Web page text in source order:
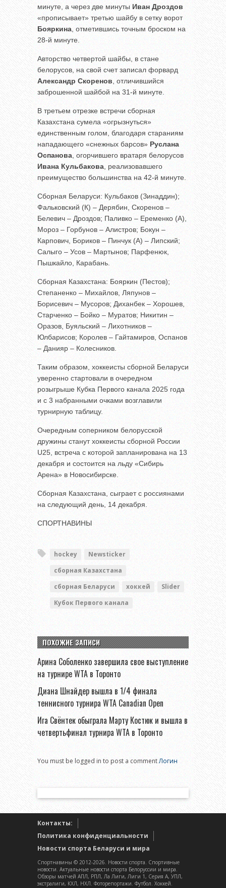
минуте, а через две минуты Иван Дроздов
«прописывает» третью шайбу в сетку ворот
Бояркина , отметившись точным броском на
28-й минуте.
Авторство четвертой шайбы, в стане
белорусов, на свой счет записал форвард
Александр Скоренов , отличившийся
заброшенной шайбой на 31-й минуте.
В третьем отрезке встречи сборная
Казахстана сумела «огрызнуться»
единственным голом, благодаря стараниям
нападающего «снежных барсов» Руслана
Оспанова , огорчившего вратаря белорусов
Ивана Кульбакова , реализовавшего
преимущество большинства на 42-й минуте.
Сборная Беларуси: Кульбаков (Зинаддин);
Фальковский (К) – Дерябин, Скоренов –
Белевич – Дроздов; Паливко – Еременко (А),
Мороз – Горбунов – Алистров; Бокун –
Карпович, Бориков – Пинчук (А) – Липский;
Салыго – Усов – Мартынов; Парфенюк,
Пышкайло, Карабань.
Сборная Казахстана: Бояркин (Пестов);
Степаненко – Михайлов, Ляпунов –
Борисевич – Мусоров; Диханбек – Хорошев,
Старченко – Бойко – Муратов; Никитин –
Оразов, Буяльский – Лихотников –
Юлбарисов; Королев – Гайтамиров, Оспанов
– Данияр – Колесников.
Таким образом, хоккеисты сборной Беларуси
уверенно стартовали в очередном
розыгрыше Кубка Первого канала 2025 года
и с 3 набранными очками возглавили
турнирную таблицу.
Очередным соперником белорусской
дружины станут хоккеисты сборной России
U25, встреча с которой запланирована на 13
декабря и состоится на льду «Сибирь
Арена» в Новосибирске.
Сборная Казахстана, сыграет с россиянами
на следующий день, 14 декабря.
СПОРТНАВИНЫ
hockey
Newsticker
сборная Казахстана
сборная Беларуси
хоккей
Slider
Кубок Первого канала
ПОХОЖИЕ ЗАПИСИ
Арина Соболенко завершила свое выступление
на турнире WTA в Торонто
Диана Шнайдер вышла в 1/4 финала
теннисного турнира WTA Canadian Open
Ига Свёнтек обыграла Марту Костюк и вышла в
четвертьфинал турнира WTA в Торонто
You must be logged in to post a commentЛогин
Контакты:
Политика конфиденциальности
Новости спорта Беларуси и мира
Спортнавины © 2012-2026. Новости спорта. Спортивные
новости. Актуальные новости спорта Белоруссии и мира.
Обзоры матчей АПЛ, РПЛ, Ла Лиги, Лиги 1, Серия А, УПЛ,
экстралиги, КХЛ, НХЛ. Фоторепортажи. Футбол. Хоккей.